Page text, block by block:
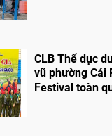
CLB Thể dục
vũ phường Cái
Festival toàn